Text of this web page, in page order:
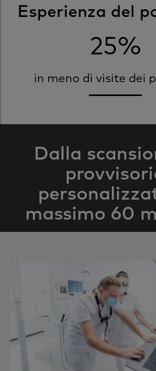
Esperienza del
25%
in meno di visite dei
Dalla
massimo 60